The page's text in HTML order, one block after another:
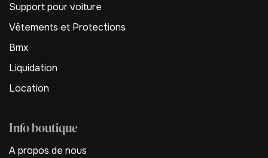
Support pour voiture
Vêtements et Protections
Bmx
Liquidation
Location
Info boutique
A propos de nous